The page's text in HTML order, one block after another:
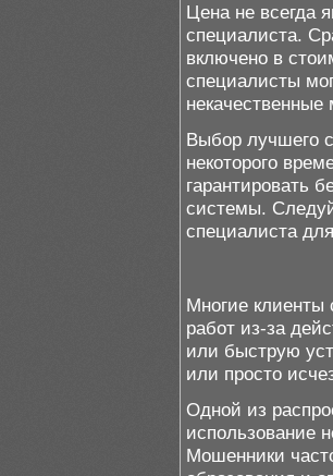
Цена не всегда
специалиста.
включено в
специалисты
Выбор лучшего
некоторого
гарантировать
системы.
специалиста
Многие клиенты
работ из-за
или быструю
или просто
Одной из
использование
Мошенники